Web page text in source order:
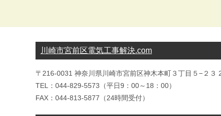
川崎市宮前区電気工事解決.com
〒216-0031 神奈川県川崎市宮前区神木本町３丁目５−２３
TEL：044-829-5573（平日9：00～18：00）
FAX：044-813-5877（24時間受付）